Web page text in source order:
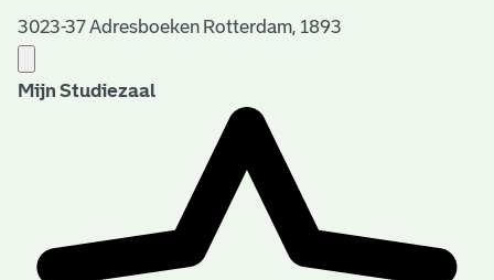
3023-37 Adresboeken Rotterdam, 1893
Mijn Studiezaal